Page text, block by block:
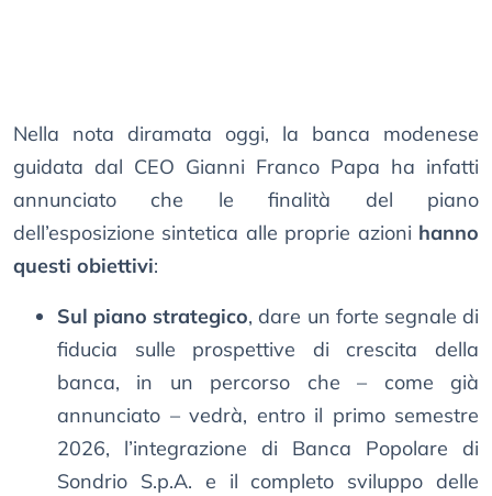
Nella nota diramata oggi, la banca modenese
guidata dal CEO Gianni Franco Papa ha infatti
annunciato che le finalità del piano
dell’esposizione sintetica alle proprie azioni hanno
questi obiettivi:
Sul piano strategico, dare un forte segnale di
fiducia sulle prospettive di crescita della
banca, in un percorso che – come già
annunciato – vedrà, entro il primo semestre
2026, l’integrazione di Banca Popolare di
Sondrio S.p.A. e il completo sviluppo delle